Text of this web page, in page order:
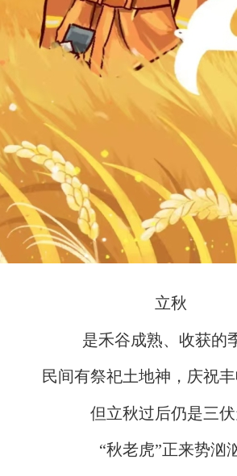
立秋
是禾谷成熟、收获的
民间有祭祀土地神，庆祝
但立秋过后仍是三
“秋老虎”正来势汹